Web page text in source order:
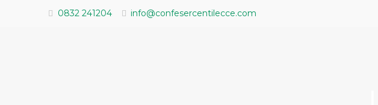
0832 241204 info@confesercentilecce.com